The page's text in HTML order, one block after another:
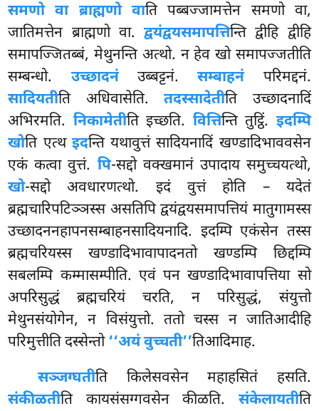
समणो वा ब्राह्मणो वाति पब्बज्जामत्तेन समणो वा,
जातिमत्तेन ब्राह्मणो वा.द्वयंद्वयसमापत्तिन्ति द्वीहि द्वीहि
समापज्जितब्बं, मेथुनन्ति अत्थो. न हेव खो समापज्जतीति
सम्बन्धो. उच्छादनंउब्बट्टनं.सम्बाहनंपरिमद्दनं.
सादियतीति अधिवासेति.तदस्सादेतीति उच्छादनादिं
अभिरमति. निकामेतीति इच्छति. वित्तिन्ति तुट्ठिं. इदम्पि
खोति एत्थ इदन्ति यथावुत्तं सादियनादिं खण्डादिभाववसेन
एकं कत्वा वुत्तं. पि-सद्दो वक्खमानं उपादाय समुच्चयत्थो,
खो-सद्दो अवधारणत्थो. इदं वुत्तं होति – यदेतं
ब्रह्मचारिपटिञ्ञस्स असतिपि द्वयंद्वयसमापत्तियं मातुगामस्स
उच्छादननहापनसम्बाहनसादियनादि. इदम्पि एकंसेन तस्स
ब्रह्मचरियस्स खण्डादिभावापादनतो खण्डम्पि छिद्दम्पि
सबलम्पि कम्मासम्पीति. एवं पन खण्डादिभावापत्तिया सो
अपरिसुद्धं ब्रह्मचरियं चरति, न परिसुद्धं, संयुत्तो
मेथुनसंयोगेन, न विसंयुत्तो. ततो चस्स न जातिआदीहि
परिमुत्तीति दस्सेन्तो‘‘अयं वुच्चती’’तिआदिमाह.
सञ्जग्घतीति किलेसवसेन महाहसितं हसति.
संकीळतीति कायसंसग्गवसेन कीळति. संकेलायतीति